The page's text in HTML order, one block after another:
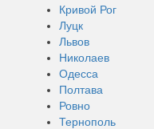
Кривой Рог
Луцк
Львов
Николаев
Одесса
Полтава
Ровно
Тернополь